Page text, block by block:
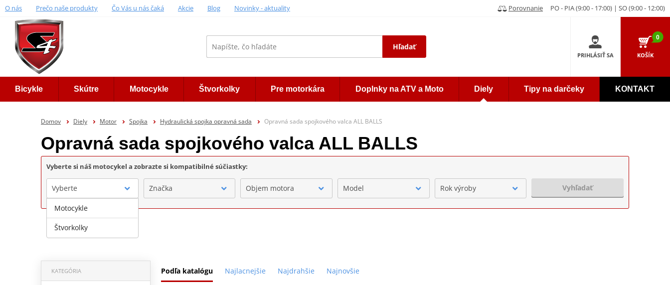
O nás Prečo naše produkty Čo Vás u nás čaká Akcie Blog Novinky - aktuality Porovnanie PO - PIA (9:00 - 17:00) | SO (9:00 - 12:00)
Hľadať
PRIHLÁSIŤ SA
0
KOŠÍK
Bicykle Skútre Motocykle Štvorkolky Pre motorkára Doplnky na ATV a Moto Diely Tipy na darčeky KONTAKT
Domov Diely Motor Spojka Hydraulická spojka opravná sada Opravná sada spojkového valca ALL BALLS
Opravná sada spojkového valca ALL BALLS
Vyberte si náš motocykel a zobrazte si kompatibilné súčiastky:
Vyberte Značka Objem motora Model Rok výroby Vyhľadať
Podľa katalógu Najlacnejšie Najdrahšie Najnovšie
KATEGÓRIA
Motocykle
Štvorkolky